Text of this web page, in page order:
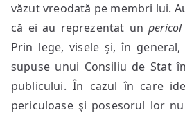
văzut vreodată pe membri lui.
că ei au reprezentat un
Prin lege, visele şi, în
supuse unui Consiliu de Stat
publicului. În cazul în care
periculoase şi posesorul lor